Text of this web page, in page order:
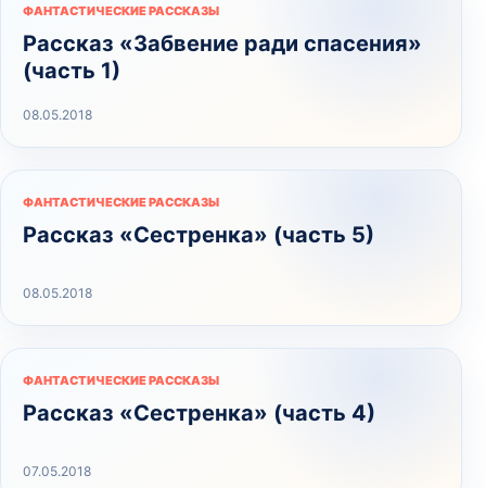
ФАНТАСТИЧЕСКИЕ РАССКАЗЫ
Рассказ «Забвение ради спасения»
(часть 1)
08.05.2018
ФАНТАСТИЧЕСКИЕ РАССКАЗЫ
Рассказ «Сестренка» (часть 5)
08.05.2018
ФАНТАСТИЧЕСКИЕ РАССКАЗЫ
Рассказ «Сестренка» (часть 4)
07.05.2018